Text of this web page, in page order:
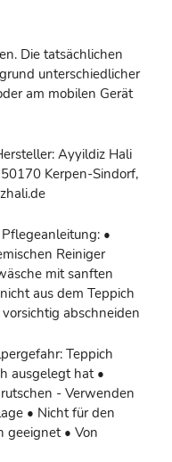
Die tatsächlichen
unterschiedlicher
am mobilen Gerät
Ayyildiz Hali
Kerpen-Sindorf,
•
Reiniger
mit sanften
aus dem Teppich
abschneiden
Teppich
ausgelegt hat •
- Verwenden
• Nicht für den
geeignet • Von